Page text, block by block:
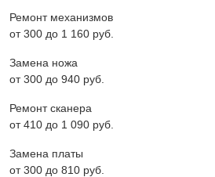
Ремонт механизмов
от 300 до 1 160 pyб.
Замена ножа
от 300 до 940 pyб.
Ремонт сканера
от 410 до 1 090 pyб.
Замена платы
от 300 до 810 pyб.